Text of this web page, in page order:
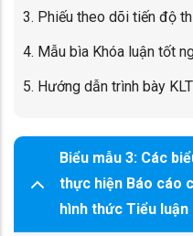
3. Phiếu theo dõi tiến độ
4. Mẫu bìa Khóa luận tốt
5. Hướng dẫn trình bày
Biểu mẫu 3: Các
thực hiện Báo cáo
hình thức Tiểu luận